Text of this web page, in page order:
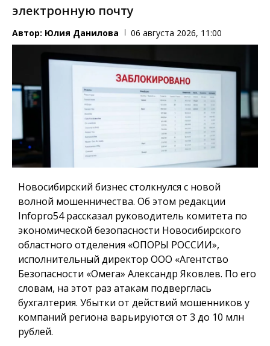
электронную почту
Автор: Юлия Данилова 06 августа 2026, 11:00
Новосибирский бизнес столкнулся с новой
волной мошенничества. Об этом редакции
Infopro54 рассказал руководитель комитета по
экономической безопасности Новосибирского
областного отделения «ОПОРЫ РОССИИ»,
исполнительный директор ООО «Агентство
Безопасности «Омега» Александр Яковлев. По его
словам, на этот раз атакам подверглась
бухгалтерия. Убытки от действий мошенников у
компаний региона варьируются от 3 до 10 млн
рублей.